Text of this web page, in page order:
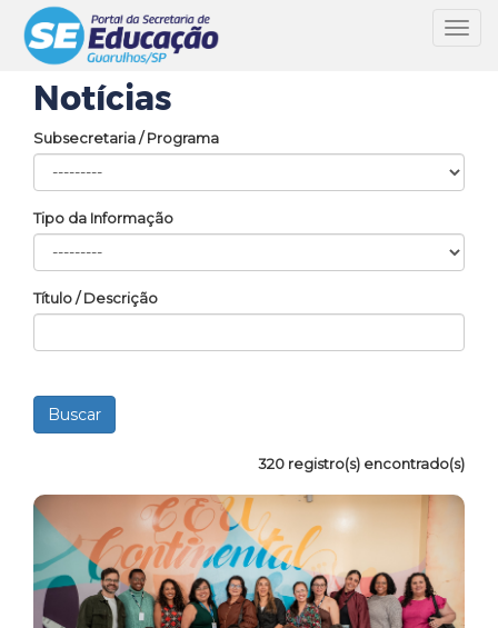
Notícias
Subsecretaria / Programa
Tipo da Informação
Título / Descrição
320 registro(s) encontrado(s)